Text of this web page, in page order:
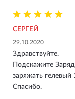
СЕРГЕЙ
29.10.2020
Здравствуйте.
Подскажите
заряжать гелевый
Спасибо.